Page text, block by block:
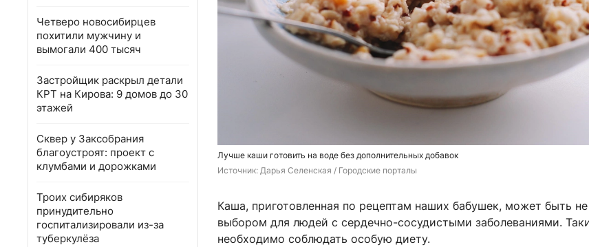
Четверо новосибирцев
похитили мужчину и
вымогали 400 тысяч
Застройщик раскрыл детали
КРТ на Кирова: 9 домов до 30
этажей
Сквер у Заксобрания
благоустроят: проект с
клумбами и дорожками
Троих сибиряков
принудительно
госпитализировали из-за
туберкулёза
Лучше каши готовить на воде без дополнительных добавок
Источник: Дарья Селенская / Городские порталы
Каша, приготовленная по рецептам наших бабушек, может быть
выбором для людей с сердечно-сосудистыми заболеваниями.
необходимо соблюдать особую диету.